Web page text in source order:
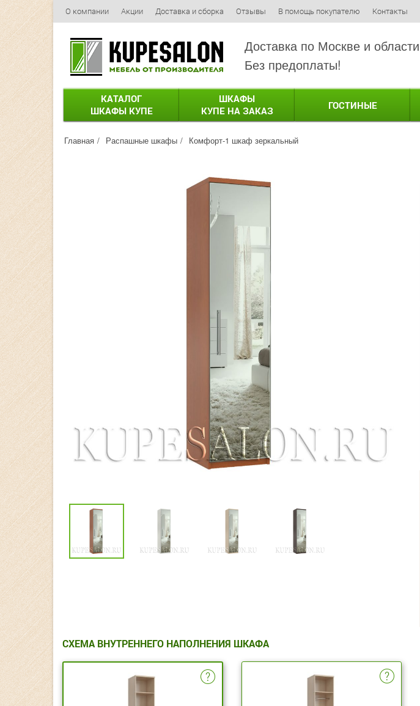
О компании Акции Доставка и сборка Отзывы В помощь покупателю Контакты
Доставка по Москве и области
Без предоплаты!
КАТАЛОГ
ШКАФЫ КУПЕ
ШКАФЫ
КУПЕ НА ЗАКАЗ
ГОСТИНЫЕ
Главная Распашные шкафы Комфорт-1 шкаф зеркальный
СХЕМА ВНУТРЕННЕГО НАПОЛНЕНИЯ ШКАФА